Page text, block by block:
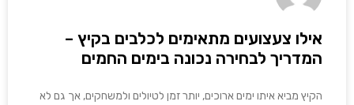
אילו צעצועים מתאימים לכלבים בקיץ –
המדריך לבחירה נכונה בימים החמים
הקיץ מביא איתו ימים ארוכים, יותר זמן לטיולים ולמשחקים, אך גם לא